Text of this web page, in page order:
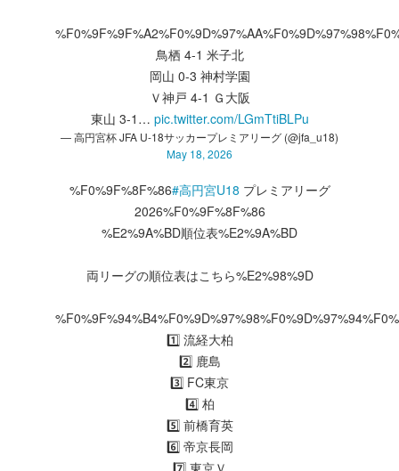
鳥栖 4-1 米子北
岡山 0-3 神村学園
Ｖ神戸 4-1 Ｇ大阪
東山 3-1… pic.twitter.com/LGmTtiBLPu
— 高円宮杯 JFA U-18サッカープレミアリーグ (@jfa_u18)
May 18, 2026
%F0%9F%8F%86#高円宮U18 プレミアリーグ
2026%F0%9F%8F%86
%E2%9A%BD順位表%E2%9A%BD
両リーグの順位表はこちら%E2%98%9D
1️⃣ 流経大柏
2️⃣ 鹿島
3️⃣ FC東京
4️⃣ 柏
5️⃣ 前橋育英
6️⃣ 帝京長岡
7️⃣ 東京Ｖ